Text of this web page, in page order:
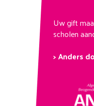
Uw gift
scholen
> Anders